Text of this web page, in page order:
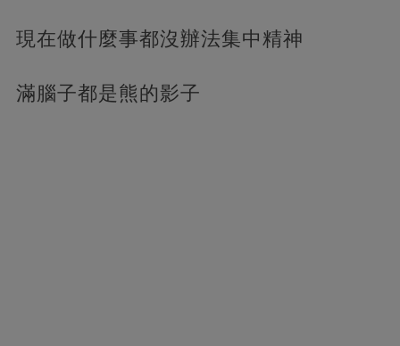
現在做什麼事都沒辦法集中精神
滿腦子都是熊的影子